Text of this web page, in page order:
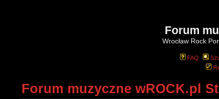
Forum
Wrocław Rock
FAQ
Forum muzyczne wROCK.pl